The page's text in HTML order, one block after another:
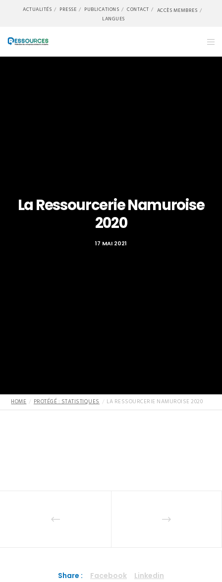
ACTUALITÉS PRESSE PUBLICATIONS CONTACT
ACCÈS MEMBRES
LANGUES
La Ressourcerie Namuroise
2020
17 MAI 2021
HOME PROTÉGÉ : STATISTIQUES LA RESSOURCERIE NAMUROISE 2020
Share : Facebook Linkedin